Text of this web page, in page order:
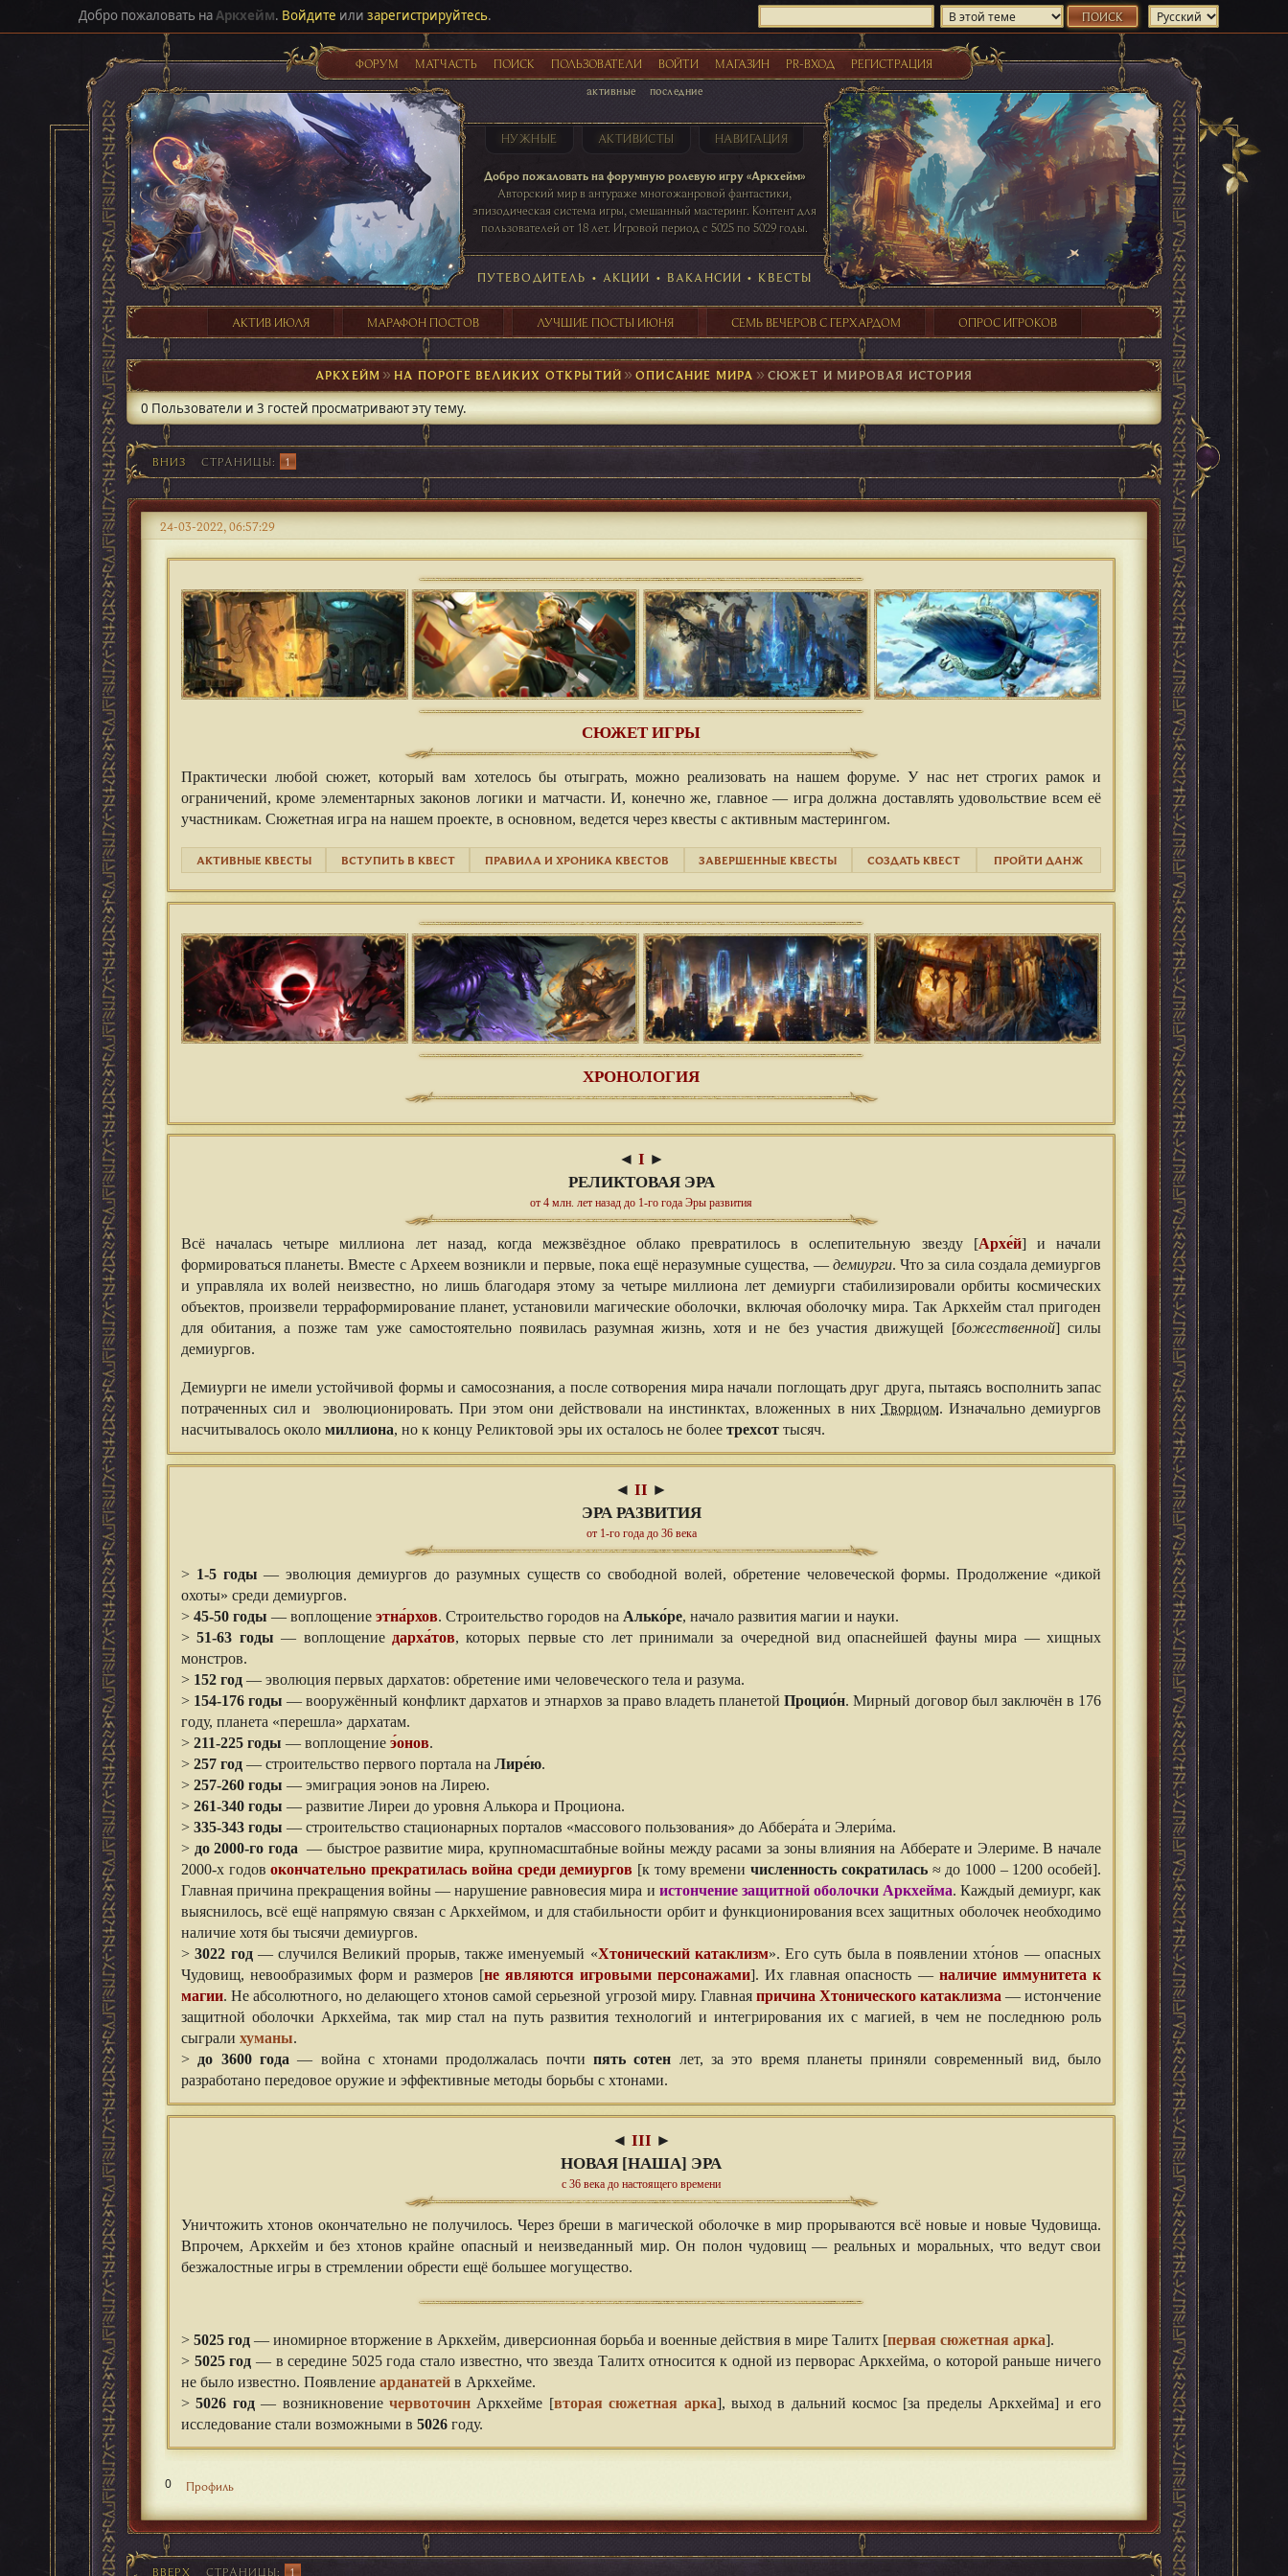
Добро пожаловать наАркхейм. Войдите или зарегистрируйтесь.
ФОРУМ МАТЧАСТЬ ПОИСК ПОЛЬЗОВАТЕЛИ ВОЙТИ МАГАЗИН PR-ВХОД РЕГИСТРАЦИЯ
активные последние
НУЖНЫЕ АКТИВИСТЫ НАВИГАЦИЯ
Добро пожаловать на форумную ролевую игру «Аркхейм»
Авторский мир в антураже многожанровой фантастики,
эпизодическая система игры, смешанный мастеринг. Контент для
пользователей от 18 лет. Игровой период с 5025 по 5029 годы.
таблице игровой активности
41 ПОСТОВ 31 ПОСТОВ 29 ПОСТОВ 24 ПОСТОВ
ПУТЕВОДИТЕЛЬ • АКЦИИ • ВАКАНСИИ • КВЕСТЫ
АКТИВ ИЮЛЯ МАРАФОН ПОСТОВ ЛУЧШИЕ ПОСТЫ ИЮНЯ СЕМЬ ВЕЧЕРОВ С ГЕРХАРДОМ ОПРОС ИГРОКОВ
АРКХЕЙМ ►НА ПОРОГЕ ВЕЛИКИХ ОТКРЫТИЙ ►ОПИСАНИЕ МИРА ►СЮЖЕТ И МИРОВАЯ ИСТОРИЯ
0 Пользователи и 3 гостей просматривают эту тему.
ВНИЗ СТРАНИЦЫ 1
24-03-2022, 06:57:29
СЮЖЕТ ИГРЫ
Практически любой сюжет, который вам хотелось бы отыграть, можно реализовать на нашем форуме. У нас нет строгих рамок и
ограничений, кроме элементарных законов логики и матчасти. И, конечно же, главное — игра должна доставлять удовольствие всем её
участникам. Сюжетная игра на нашем проекте, в основном, ведется через квесты с активным мастерингом.
АКТИВНЫЕ КВЕСТЫ ВСТУПИТЬ В КВЕСТ ПРАВИЛА И ХРОНИКА КВЕСТОВ ЗАВЕРШЕННЫЕ КВЕСТЫ СОЗДАТЬ КВЕСТ ПРОЙТИ ДАНЖ
ХРОНОЛОГИЯ
◄ I ►
РЕЛИКТОВАЯ ЭРА
от 4 млн. лет назад до 1-го года Эры развития
Всё началась четыре миллиона лет назад, когда межзвёздное облако превратилось в ослепительную звезду [Архе́й] и начали
формироваться планеты. Вместе с Археем возникли и первые, пока ещё неразумные существа, — демиурги. Что за сила создала демиургов
и управляла их волей неизвестно, но лишь благодаря этому за четыре миллиона лет демиурги стабилизировали орбиты космических
объектов, произвели терраформирование планет, установили магические оболочки, включая оболочку мира. Так Аркхейм стал пригоден
для обитания, а позже там уже самостоятельно появилась разумная жизнь, хотя и не без участия движущей [божественной] силы
демиургов.
Демиурги не имели устойчивой формы и самосознания, а после сотворения мира начали поглощать друг друга, пытаясь восполнить запас
потраченных сил и эволюционировать. При этом они действовали на инстинктах, вложенных в них Творцом. Изначально демиургов
насчитывалось около миллиона, но к концу Реликтовой эры их осталось не более трехсот тысяч.
◄ II ►
ЭРА РАЗВИТИЯ
от 1-го года до 36 века
> 1-5 годы — эволюция демиургов до разумных существ со свободной волей, обретение человеческой формы. Продолжение «дикой
охоты» среди демиургов.
> 45-50 годы — воплощение этна́рхов. Строительство городов на Алько́ре, начало развития магии и науки.
>51-63 годы — воплощение дарха́тов, которых первые сто лет принимали за очередной вид опаснейшей фауны мира — хищных
монстров.
> 152 год — эволюция первых дархатов: обретение ими человеческого тела и разума.
> 154-176 годы — вооружённый конфликт дархатов и этнархов за право владеть планетойПроцио́н. Мирный договор был заключён в 176
году, планета «перешла» дархатам.
> 211-225 годы — воплощение э́онов.
> 257 год — строительство первого портала на Лире́ю.
> 257-260 годы — эмиграция эонов на Лирею.
> 261-340 годы — развитие Лиреи до уровня Алькора и Проциона.
> 335-343 годы — строительство стационарных порталов «массового пользования» до Аббера́та и Элери́ма.
> до 2000-го года— быстрое развитие мира, крупномасштабные войны между расами за зоны влияния на Абберате и Элериме. В начале
2000-х годовокончательно прекратилась война среди демиургов [к тому временичисленность сократилась≈ до 1000 – 1200 особей].
Главная причина прекращения войны — нарушение равновесия мира и истончение защитной оболочки Аркхейма. Каждый демиург, как
выяснилось, всё ещё напрямую связан с Аркхеймом, и для стабильности орбит и функционирования всех защитных оболочек необходимо
наличие хотя бы тысячи демиургов.
>3022 год— случился Великий прорыв, также именуемый «Хтонический катаклизм». Его суть была в появлении хто́нов — опасных
Чудовищ, невообразимых форм и размеров [не являются игровыми персонажами]. Их главная опасность — наличие иммунитета к
магии. Не абсолютного, но делающего хтонов самой серьезной угрозой миру. Главная причина Хтонического катаклизма— истончение
защитной оболочки Аркхейма, так мир стал на путь развития технологий и интегрирования их с магией, в чем не последнюю роль
сыграли хуманы.
>до 3600 года— война с хтонами продолжалась почтипять сотен лет, за это время планеты приняли современный вид, было
разработано передовое оружие и эффективные методы борьбы с хтонами.
◄ III ►
НОВАЯ [НАША] ЭРА
с 36 века до настоящего времени
Уничтожить хтонов окончательно не получилось. Через бреши в магической оболочке в мир прорываются всё новые и новые Чудовища.
Впрочем, Аркхейм и без хтонов крайне опасный и неизведанный мир. Он полон чудовищ — реальных и моральных, что ведут свои
безжалостные игры в стремлении обрести ещё большее могущество.
> 5025 год — иномирное вторжение в Аркхейм, диверсионная борьба и военные действия в мире Талитх [первая сюжетная арка].
> 5025 год — в середине 5025 года стало известно, что звезда Талитх относится к одной из перворас Аркхейма, о которой раньше ничего
не было известно. Появление арданатей в Аркхейме.
>5026 год— возникновение червоточинАркхейме [вторая сюжетная арка], выход в дальний космос [за пределы Аркхейма] и его
исследование стали возможными в 5026 году.
0 Профиль
ВВЕРХ СТРАНИЦЫ 1